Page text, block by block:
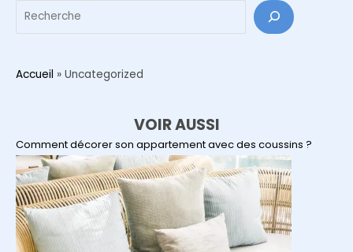
votre
intérieur
Accueil » Uncategorized
VOIR AUSSI
Comment décorer son appartement avec des coussins ?